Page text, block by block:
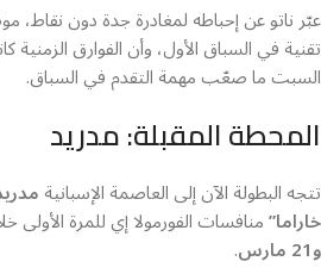
عبّر ناتو عن إحباطه لمغادرة جدة دون نقاط،
تقنية في السباق الأول، وأن الفوارق
السبت ما صعّب مهمة التقدم في السباق.
المحطة المقبلة: مدريد
تتجه البطولة الآن إلى العاصمة الإسبانية
خاراما”منافسات الفورمولا إي للمرة الأولى
و21 مارس .